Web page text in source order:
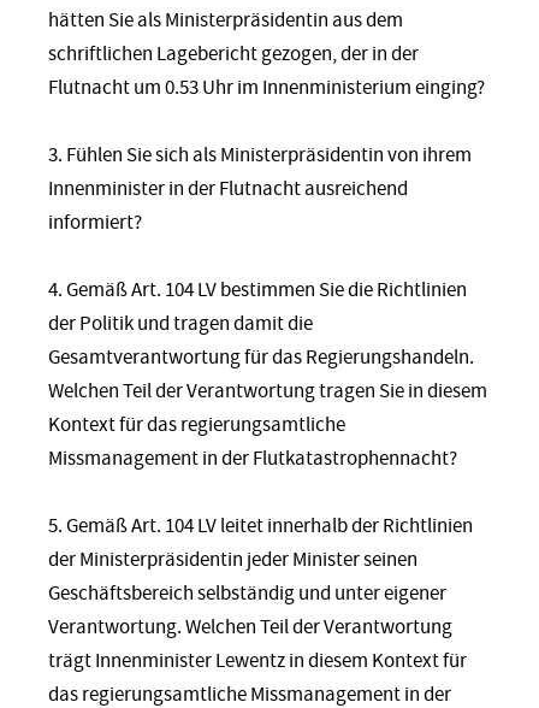
hätten Sie als Ministerpräsidentin aus dem
schriftlichen Lagebericht gezogen, der in der
Flutnacht um 0.53 Uhr im Innenministerium einging?
3. Fühlen Sie sich als Ministerpräsidentin von ihrem
Innenminister in der Flutnacht ausreichend
informiert?
4. Gemäß Art. 104 LV bestimmen Sie die Richtlinien
der Politik und tragen damit die
Gesamtverantwortung für das Regierungshandeln.
Welchen Teil der Verantwortung tragen Sie in diesem
Kontext für das regierungsamtliche
Missmanagement in der Flutkatastrophennacht?
5. Gemäß Art. 104 LV leitet innerhalb der Richtlinien
der Ministerpräsidentin jeder Minister seinen
Geschäftsbereich selbständig und unter eigener
Verantwortung. Welchen Teil der Verantwortung
trägt Innenminister Lewentz in diesem Kontext für
das regierungsamtliche Missmanagement in der